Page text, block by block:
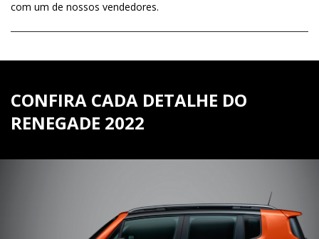
com um de nossos vendedores.
CONFIRA CADA DETALHE DO
RENEGADE 2022